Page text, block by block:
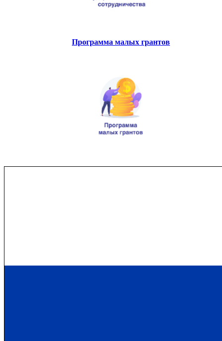
Программа малых грантов